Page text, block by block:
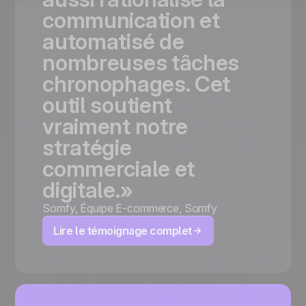
communication et
automatisé de
nombreuses tâches
chronophages. Cet
outil soutient
vraiment notre
stratégie
commerciale et
digitale.»
Somfy, Équipe E-commerce, Somfy
Lire le témoignage complet